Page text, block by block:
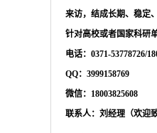
来访，结成长期、稳定
针对高校或者国家科研
电话： 0371-53778726/
QQ：3999158769
微信： 18003825608
联系人：刘经理（欢迎